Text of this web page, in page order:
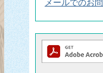
メールでのお